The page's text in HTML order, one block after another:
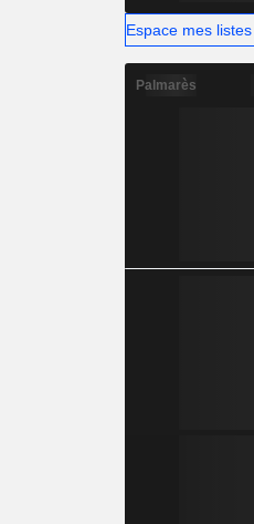
Espace mes listes
Palmarès